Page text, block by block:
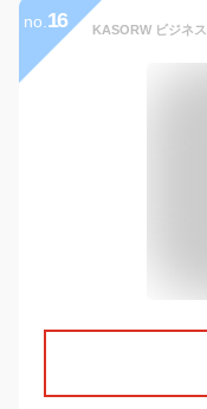
no. 16